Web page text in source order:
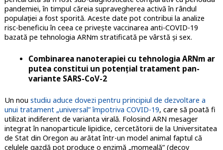
pandemiei, în timpul căreia supravegherea activă în rândul
populației a fost sporită. Aceste date pot contribui la analize
risc-beneficiu în ceea ce privește vaccinarea anti-COVID-19
bazată pe tehnologia ARNm stratificată pe vârstă și sex.
Combinarea nanoterapiei cu tehnologia ARNm ar
putea constitui un potențial tratament pan-
variante SARS-CoV-2
Un nou studiu aduce dovezi pentru principiul de dezvoltare a
unui tratament „universal” împotriva COVID-19, care să poată fi
utilizat indiferent de varianta virală. Folosind ARN mesager
integrat în nanoparticule lipidice, cercetătorii de la Universitatea
de Stat din Oregon au arătat într-un model animal faptul că
celulele gazdă pot produce o enzimă „momeală” (decoy